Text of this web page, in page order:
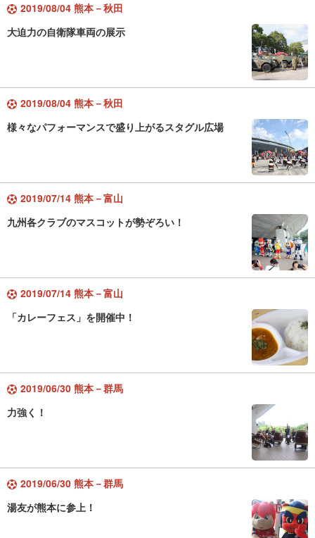
2019/08/04 熊本－秋田
大迫力の自衛隊車両の展示
2019/08/04 熊本－秋田
様々なパフォーマンスで盛り上がるスタグル広場
2019/07/14 熊本－富山
九州各クラブのマスコットが勢ぞろい！
2019/07/14 熊本－富山
「カレーフェス」を開催中！
2019/06/30 熊本－群馬
力強く！
2019/06/30 熊本－群馬
湯友が熊本に参上！